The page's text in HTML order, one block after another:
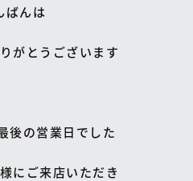
ばんは
がとうございます
後の営業日でした
にご来店いただき